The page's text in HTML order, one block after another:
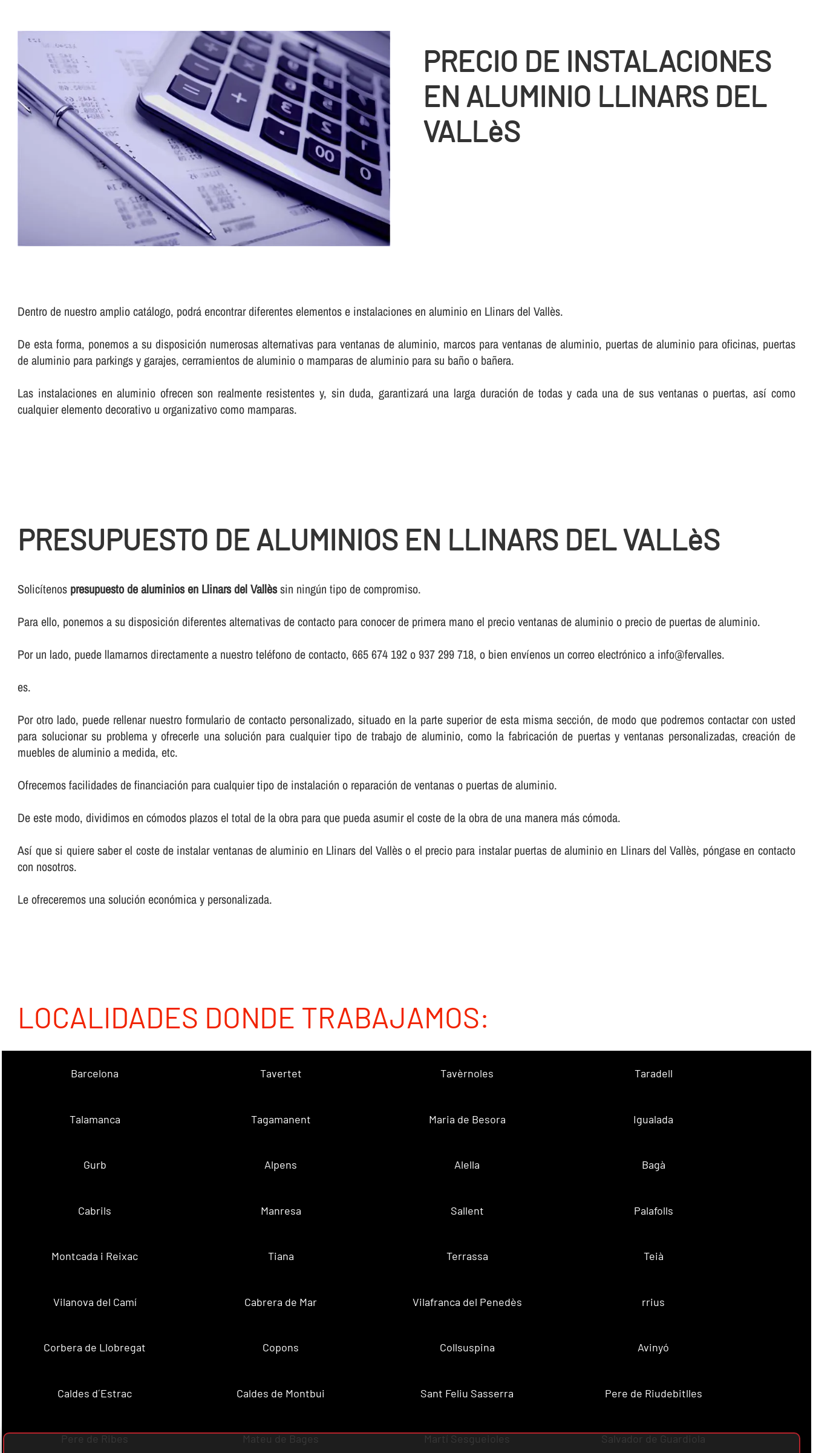
PRECIO DE INSTALACIONES
EN ALUMINIO LLINARS DEL
VALLèS
Dentro de nuestro amplio catálogo, podrá encontrar diferentes elementos e instalaciones en aluminio en Llinars del Vallès.
De esta forma, ponemos a su disposición numerosas alternativas para ventanas de aluminio, marcos para ventanas de aluminio, puertas de aluminio para oficinas, puertas
de aluminio para parkings y garajes, cerramientos de aluminio o mamparas de aluminio para su baño o bañera.
Las instalaciones en aluminio ofrecen son realmente resistentes y, sin duda, garantizará una larga duración de todas y cada una de sus ventanas o puertas, así­ como
cualquier elemento decorativo u organizativo como mamparas.
PRESUPUESTO DE ALUMINIOS EN LLINARS DEL VALLèS
Solicí­tenos presupuesto de aluminios en Llinars del Vallèssin ningún tipo de compromiso.
Para ello, ponemos a su disposición diferentes alternativas de contacto para conocer de primera mano el precio ventanas de aluminio o precio de puertas de aluminio.
Por un lado, puede llamarnos directamente a nuestro teléfono de contacto, 665 674 192 o 937 299 718, o bien enví­enos un correo electrónico a info@fervalles.
es.
Por otro lado, puede rellenar nuestro formulario de contacto personalizado, situado en la parte superior de esta misma sección, de modo que podremos contactar con usted
para solucionar su problema y ofrecerle una solución para cualquier tipo de trabajo de aluminio, como la fabricación de puertas y ventanas personalizadas, creación de
muebles de aluminio a medida, etc.
Ofrecemos facilidades de financiación para cualquier tipo de instalación o reparación de ventanas o puertas de aluminio.
De este modo, dividimos en cómodos plazos el total de la obra para que pueda asumir el coste de la obra de una manera más cómoda.
Así­ que si quiere saber el coste de instalar ventanas de aluminio en Llinars del Vallès o el precio para instalar puertas de aluminio en Llinars del Vallès, póngase en contacto
con nosotros.
Le ofreceremos una solución económica y personalizada.
LOCALIDADES DONDE TRABAJAMOS:
Barcelona Tavertet Tavèrnoles Taradell
Talamanca Tagamanent Maria de Besora Igualada
Gurb Alpens Alella Bagà
Cabrils Manresa Sallent Palafolls
Montcada i Reixac Tiana Terrassa Teià
Vilanova del Camí Cabrera de Mar Vilafranca del Penedès rrius
Corbera de Llobregat Copons Collsuspina Avinyó
Caldes d´Estrac Caldes de Montbui Sant Feliu Sasserra Pere de Riudebitlles
Pere de Ribes Mateu de Bages Martí Sesgueioles Salvador de Guardiola